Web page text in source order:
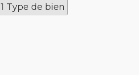
1 Type de bien